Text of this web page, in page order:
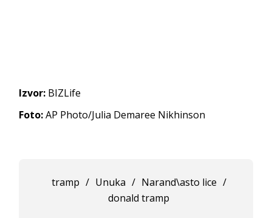
Izvor: BIZLife
Foto:AP Photo/Julia Demaree Nikhinson
tramp / Unuka / Narand\asto lice /
donald tramp